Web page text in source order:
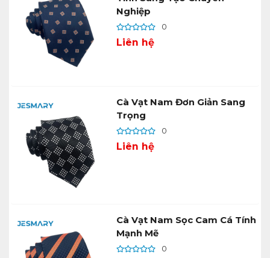
Nghiệp
0
Liên hệ
Cà Vạt Nam Đơn Giản Sang
Trọng
0
Liên hệ
Cà Vạt Nam Sọc Cam Cá Tính
Mạnh Mẽ
0